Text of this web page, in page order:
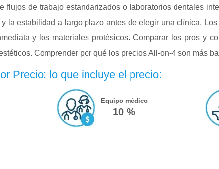
flujos de trabajo estandarizados o laboratorios dentales
la estabilidad a largo plazo antes de elegir una clínica.
y los materiales protésicos. Comparar los pros y
Comprender por qué los precios All-on-4 son más
Precio: lo que incluye el precio:
Equipo médico
10 %